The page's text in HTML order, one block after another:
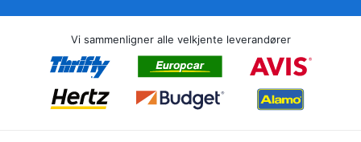
Vi sammenligner alle velkjente leverandører